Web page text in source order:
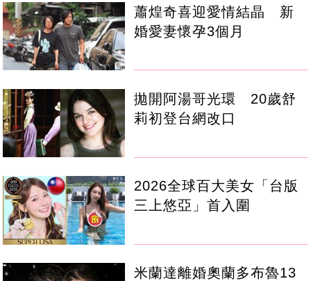
蕭煌奇喜迎愛情結晶 新
婚愛妻懷孕3個月
拋開阿湯哥光環 20歲舒
莉初登台網改口
2026全球百大美女「台版
三上悠亞」首入圍
米蘭達離婚奧蘭多布魯13